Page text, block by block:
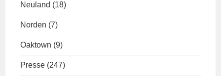
Neuland (18)
Norden (7)
Oaktown (9)
Presse (247)